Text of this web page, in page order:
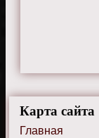
Карта сайта
Главная